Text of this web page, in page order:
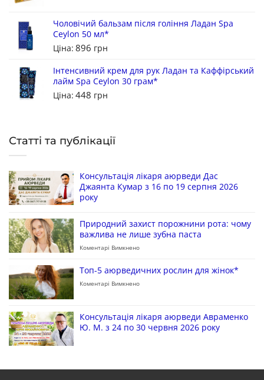
Чоловічий бальзам після гоління Ладан Spa
Ceylon 50 мл*
Ціна: 896 грн
Інтенсивний крем для рук Ладан та Каффірський
лайм Spa Ceylon 30 грам*
Ціна: 448 грн
Статті та публікації
Консультація лікаря аюрведи Дас
Джаянта Кумар з 16 по 19 серпня 2026
року
Природний захист порожнини рота: чому
важлива не лише зубна паста
Коментарі Вимкнено
Топ-5 аюрведичних рослин для жінок*
Коментарі Вимкнено
Консультація лікаря аюрведи Авраменко
Ю. М. з 24 по 30 червня 2026 року